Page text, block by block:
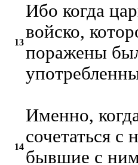
13
Ибо когда
войско,
поражены
14
Именно,
сочетаться
бывшие с ним